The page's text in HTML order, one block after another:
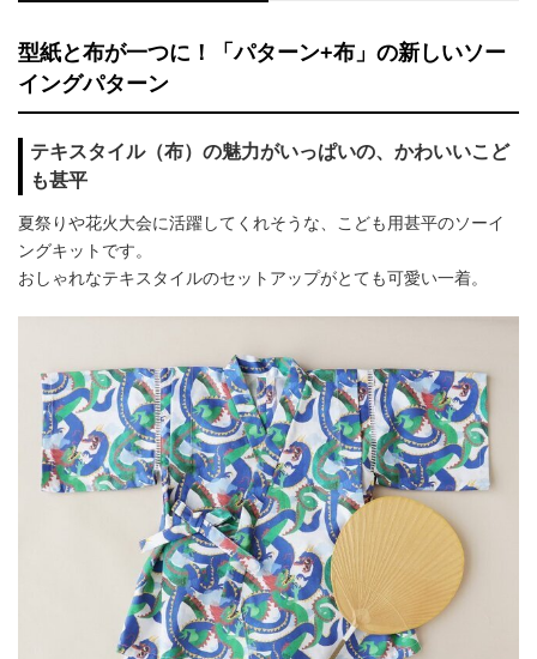
型紙と布が一つに！「パターン+布」の新しいソー
イングパターン
テキスタイル（布）の魅力がいっぱいの、かわいいこど
も甚平
夏祭りや花火大会に活躍してくれそうな、こども用甚平のソーイ
ングキットです。
おしゃれなテキスタイルのセットアップがとても可愛い一着。